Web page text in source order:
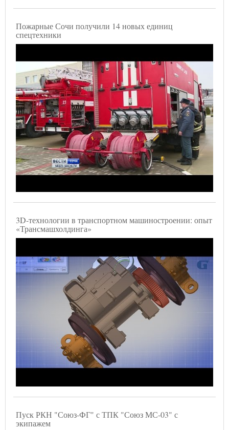
Пожарные Сочи получили 14 новых единиц
спецтехники
3D-технологии в транспортном машиностроении: опыт
«Трансмашхолдинга»
Пуск РКН "Союз-ФГ" с ТПК "Союз МС-03" с
экипажем